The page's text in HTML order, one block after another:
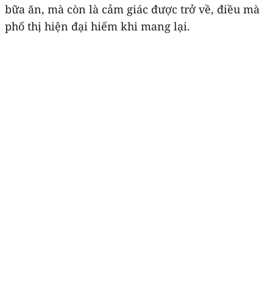
bữa ăn, mà còn là cảm giác được trở về, điều mà
phố thị hiện đại hiếm khi mang lại.